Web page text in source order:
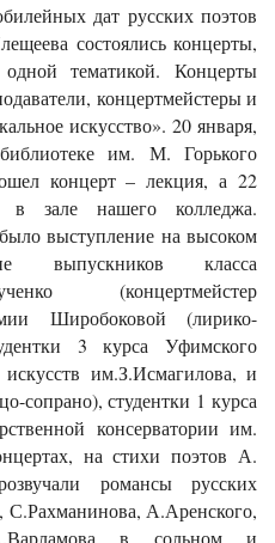
дат русских поэтов
состоялись концерты,
тематикой. Концерты
концертмейстеры и
искусство». 20 января,
им. М. Горького
концерт – лекция, а 22
в зале нашего колледжа.
выступление на высоком
выпускников класса
(концертмейстер
Широбоковой (лирико-
3 курса Уфимского
искусств им.З.Исмагилова, и
сопрано), студентки 1 курса
консерватории им.
на стихи поэтов А.
романсы русских
С.Рахманинова, А.Аренского,
в сольном и